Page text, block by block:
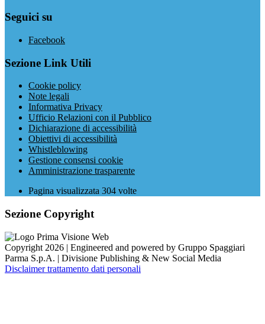
Seguici su
Facebook
Sezione Link Utili
Cookie policy
Note legali
Informativa Privacy
Ufficio Relazioni con il Pubblico
Dichiarazione di accessibilità
Obiettivi di accessibilità
Whistleblowing
Gestione consensi cookie
Amministrazione trasparente
Pagina visualizzata 304 volte
Sezione Copyright
Copyright 2026 | Engineered and powered by Gruppo Spaggiari
Parma S.p.A. | Divisione Publishing & New Social Media
Disclaimer trattamento dati personali